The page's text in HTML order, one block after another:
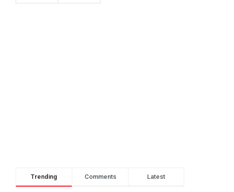
Trending Comments Latest